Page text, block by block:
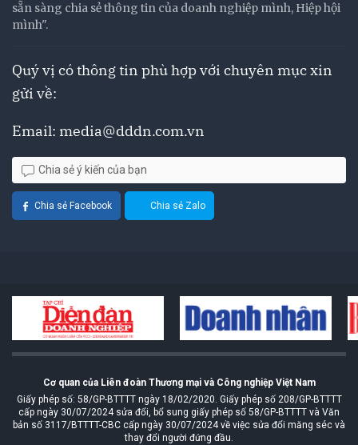
sẵn sàng chia sẻ thông tin của doanh nghiệp mình, Hiệp hội
mình".
Quý vị có thông tin phù hợp với chuyên mục xin
gửi về:
Email: media@dddn.com.vn
Chia sẻ ý kiến của bạn
Chia sẻ Facebook Chia sẻ Zalo
Cơ quan của Liên đoàn Thương mại và Công nghiệp Việt Nam
Giấy phép số: 58/GP-BTTTT ngày 18/02/2020. Giấy phép số 208/GP-BTTTT
cấp ngày 30/07/2024 sửa đổi, bổ sung giấy phép số 58/GP-BTTTT và Văn
bản số 3117/BTTTT-CBC cấp ngày 30/07/2024 về việc sửa đổi măng séc và
thay đổi người đứng đầu.